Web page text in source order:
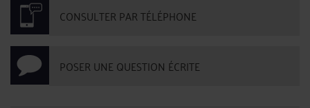
CONSULTER PAR TÉLÉPHONE
POSER UNE QUESTION ÉCRITE